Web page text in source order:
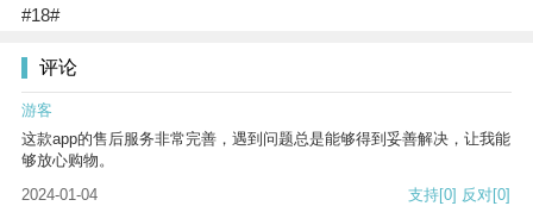
#18#
评论
游客
这款app的售后服务非常完善，遇到问题总是能够得到妥善解决，让我能
够放心购物。
2024-01-04
支持[0] 反对[0]